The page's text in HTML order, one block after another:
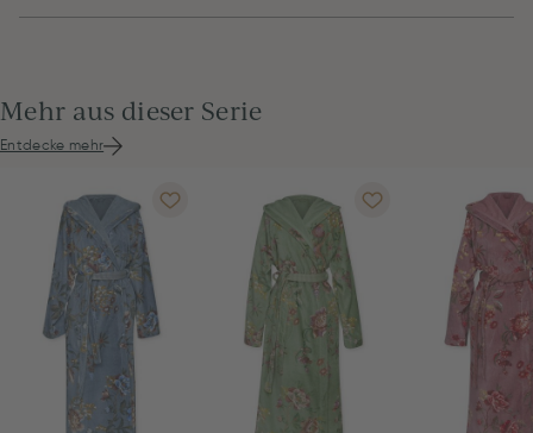
Mehr aus dieser Serie
Entdecke mehr